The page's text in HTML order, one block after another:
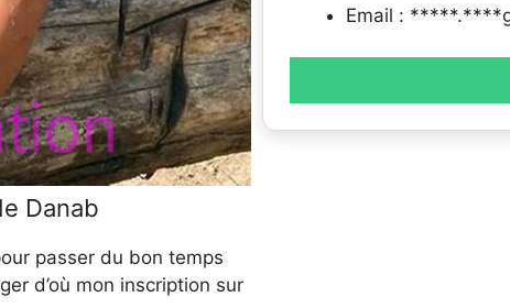
Danab
passer du bon temps
d’où mon inscription sur
Email :